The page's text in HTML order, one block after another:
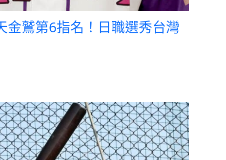
金鷲第6指名！日職選秀台灣